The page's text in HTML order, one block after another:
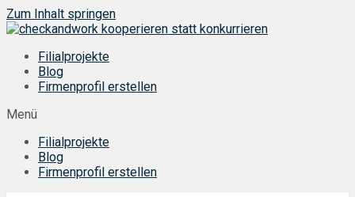
Zum Inhalt springen
Filialprojekte
Blog
Firmenprofil erstellen
Menü
Filialprojekte
Blog
Firmenprofil erstellen